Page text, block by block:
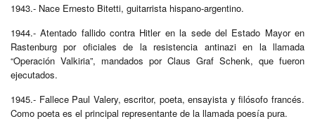
1943.- Nace Ernesto Bitetti, guitarrista hispano-argentino.
1944.- Atentado fallido contra Hitler en la sede del Estado Mayor en
Rastenburg por oficiales de la resistencia antinazi en la llamada
“Operación Valkiria”, mandados por Claus Graf Schenk, que fueron
ejecutados.
1945.- Fallece Paul Valery, escritor, poeta, ensayista y filósofo francés.
Como poeta es el principal representante de la llamada poesía pura.